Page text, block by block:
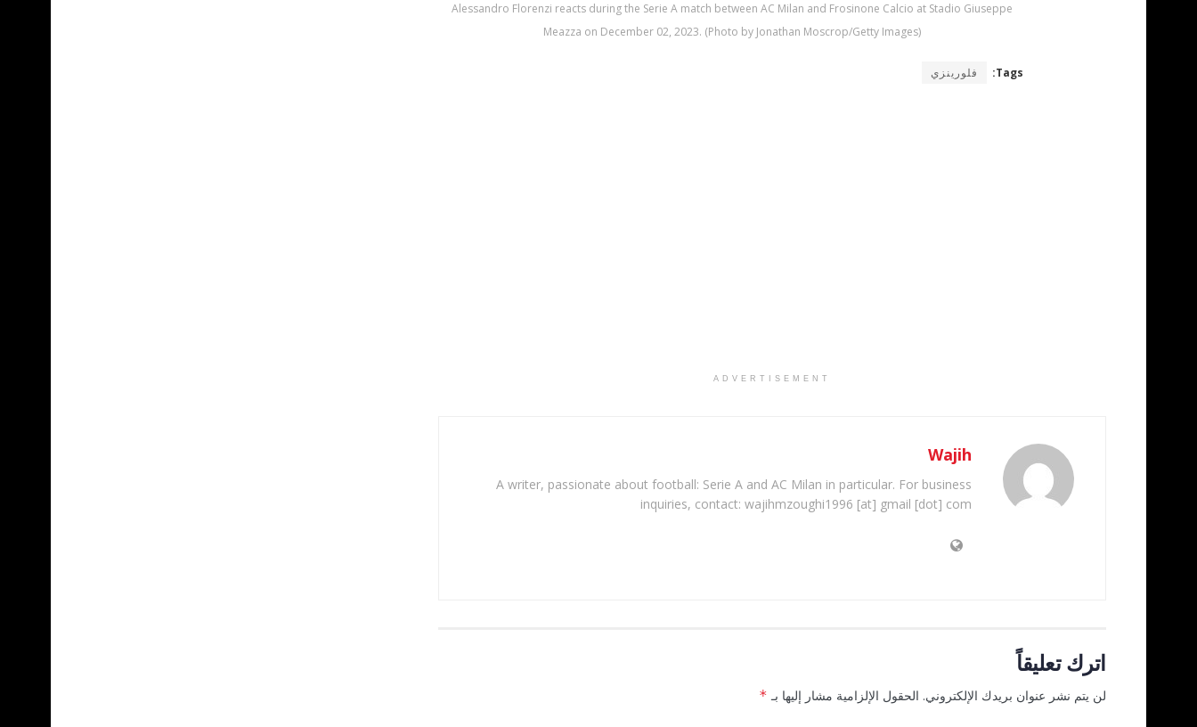
Alessandro Florenzi reacts during the Serie A match between AC Milan and Frosinone Calcio at Stadio Giuseppe
Meazza on December 02, 2023. (Photo by Jonathan Moscrop/Getty Images)
Tags: فلورينزي
ADVERTISEMENT
Wajih
A writer, passionate about football: Serie A and AC Milan in particular. For business
inquiries, contact: wajihmzoughi1996 [at] gmail [dot] com
اترك تعليقاً
لن يتم نشر عنوان بريدك الإلكتروني. الحقول الإلزامية مشار إليها بـ *